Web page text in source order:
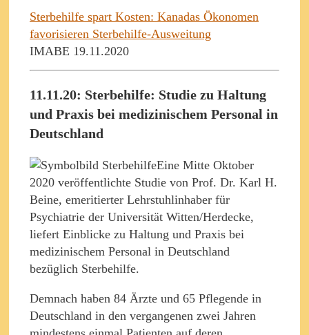
Sterbehilfe spart Kosten: Kanadas Ökonomen
favorisieren Sterbehilfe-Ausweitung
IMABE 19.11.2020
11.11.20: Sterbehilfe: Studie zu Haltung
und Praxis bei medizinischem Personal in
Deutschland
Eine Mitte Oktober
2020 veröffentlichte Studie von Prof. Dr. Karl H.
Beine, emeritierter Lehrstuhlinhaber für
Psychiatrie der Universität Witten/Herdecke,
liefert Einblicke zu Haltung und Praxis bei
medizinischem Personal in Deutschland
bezüglich Sterbehilfe.
Demnach haben 84 Ärzte und 65 Pflegende in
Deutschland in den vergangenen zwei Jahren